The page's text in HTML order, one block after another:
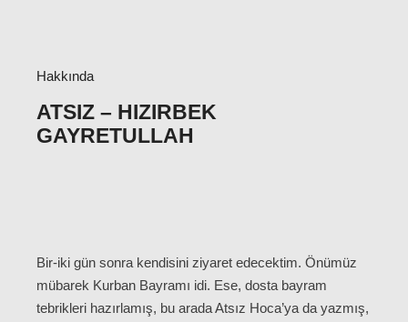
Hakkında
ATSIZ – HIZIRBEK
GAYRETULLAH
Bir-iki gün sonra kendisini ziyaret edecektim. Önümüz
mübarek Kurban Bayramı idi. Ese, dosta bayram
tebrikleri hazırlamış, bu arada Atsız Hoca’ya da yazmış,